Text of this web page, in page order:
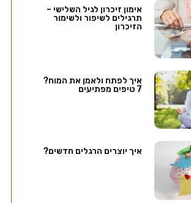
אימון זיכרון לגיל השלישי –
תרגילים לשיפור ולשימור
הזיכרון
איך לפתח ולאמן את המוח?
7 טיפים מפתיעים
איך יוצרים הרגלים חדשים?